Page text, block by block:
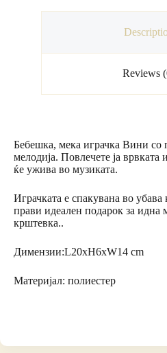
Reviews
Бебешка, мека играчка Вини со
мелодија. Повлечете ја врвката
ќе ужива во музиката.
Играчката е спакувана во убава
прави идеален подарок за идна
крштевка..
Димензии:L20xH6xW14 cm
Материјал: полиестер